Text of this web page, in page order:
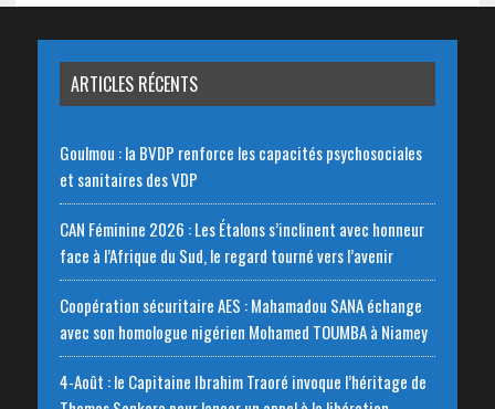
ARTICLES RÉCENTS
Goulmou : la BVDP renforce les capacités psychosociales
et sanitaires des VDP
CAN Féminine 2026 : Les Étalons s’inclinent avec honneur
face à l’Afrique du Sud, le regard tourné vers l’avenir
Coopération sécuritaire AES : Mahamadou SANA échange
avec son homologue nigérien Mohamed TOUMBA à Niamey
4-Août : le Capitaine Ibrahim Traoré invoque l’héritage de